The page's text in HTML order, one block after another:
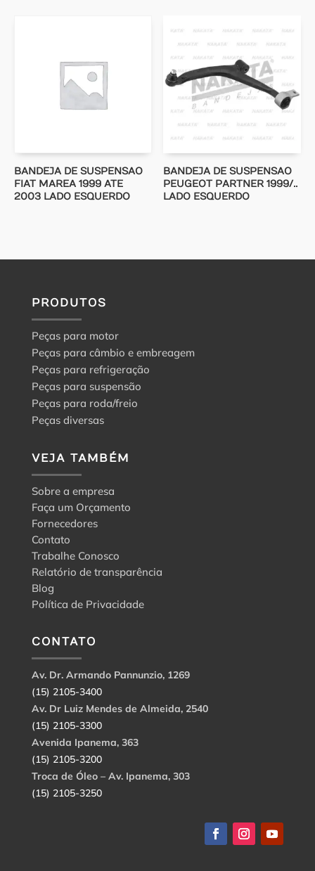
BANDEJA DE SUSPENSAO
FIAT MAREA 1999 ATE
2003 LADO ESQUERDO
BANDEJA DE SUSPENSAO
PEUGEOT PARTNER 1999/..
LADO ESQUERDO
PRODUTOS
Peças para motor
Peças para câmbio e embreagem
Peças para refrigeração
Peças para suspensão
Peças para roda/freio
Peças diversas
VEJA TAMBÉM
Sobre a empresa
Faça um Orçamento
Fornecedores
Contato
Trabalhe Conosco
Relatório de transparência
Blog
Política de Privacidade
CONTATO
Av. Dr. Armando Pannunzio, 1269
(15) 2105-3400
Av. Dr Luiz Mendes de Almeida, 2540
(15) 2105-3300
Avenida Ipanema, 363
(15) 2105-3200
Troca de Óleo – Av. Ipanema, 303
(15) 2105-3250